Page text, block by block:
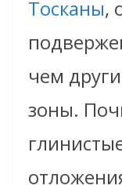
Тосканы,
чем
зоны.